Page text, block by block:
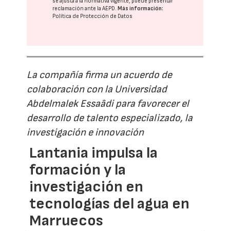
reclamación ante laAEPD. Más información:
Política de Protección de Datos
La compañía firma un acuerdo de
colaboración con la Universidad
Abdelmalek Essaâdi para favorecer el
desarrollo de talento especializado, la
investigación e innovación
Lantania impulsa la
formación y la
investigación en
tecnologías del agua en
Marruecos